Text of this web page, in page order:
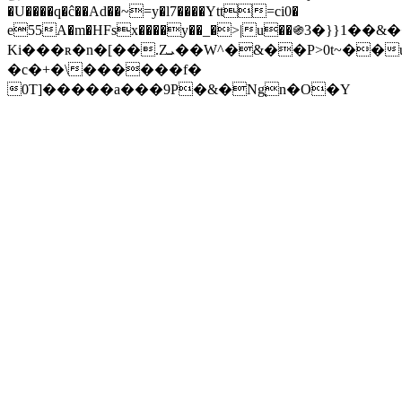
�U����q�ĉ��Ad��~=y�l7����Ytt=ci0�
e55A�m�HFsx����y��_�>|
Ki���ʀ�n�[��.Zܝ��W^�&��P>0t~��uDɹ�T:�&?
�c�+�\������f�
0T]�����a���9P�&�Ng֚n�O�Y